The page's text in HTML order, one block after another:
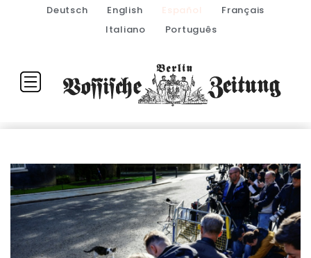
Deutsch English Español
Français
Italiano
Português